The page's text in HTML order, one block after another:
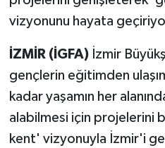
vizyonunu hayata
İZMİR (İGFA) İzmir
gençlerin eğitimden
kadar yaşamın her
alabilmesi için projelerini
kent' vizyonuyla İzmir'i